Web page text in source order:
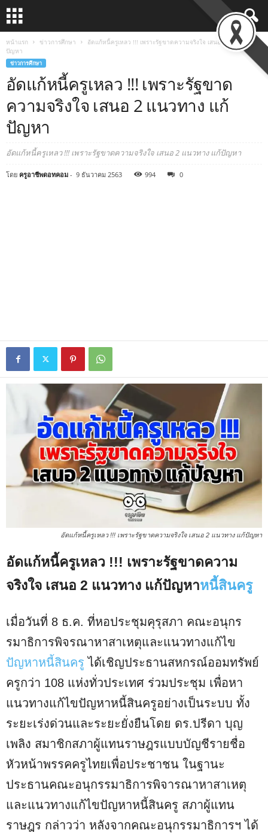
หน้าแรก ข่าวการศึกษา
อัดแก้หนี้ครูเหลว !!! เพราะรัฐขาดความจริงใจ เสนอ 2 แนวทาง แก้
ปัญหา
ข่าวการศึกษา
อัดแก้หนี้ครูเหลว !!! เพราะรัฐขาด
ความจริงใจ เสนอ 2 แนวทาง แก้
ปัญหา
อัดแก้หนี้ครูเหลว !!! เพราะรัฐขาดความจริงใจ เสนอ 2 แนวทาง แก้ปัญหา
โดย ครูอาชีพดอทคอม - 9 ธันวาคม 2563 994 0
อัดแก้หนี้ครูเหลว !!! เพราะรัฐขาดความจริงใจ เสนอ 2 แนวทาง แก้ปัญหา
อัดแก้หนี้ครูเหลว !!! เพราะรัฐขาดความ
จริงใจ เสนอ 2 แนวทาง แก้ปัญหาหนี้สินครู
เมื่อวันที่ 8 ธ.ค. ที่หอประชุมคุรุสภา คณะอนุกร
รมาธิการพิจรณาหาสาเหตุและแนวทางแก้ไข
ปัญหาหนี้สินครู ได้เชิญประธานสหกรณ์ออมทรัพย์
ครูกว่า 108 แห่งทั่วประเทศ ร่วมประชุม เพื่อหา
แนวทางแก้ไขปัญหาหนี้สินครูอย่างเป็นระบบ ทั้ง
ระยะเร่งด่วนและระยะยั่งยืนโดย ดร.ปรีดา บุญ
เพลิง สมาชิกสภาผู้แทนราษฎรแบบบัญชีรายชื่อ
หัวหน้าพรรคครูไทยเพื่อประชาชน ในฐานะ
ประธานคณะอนุกรรมาธิการพิจารณาหาสาเหตุ
และแนวทางแก้ไขปัญหาหนี้สินครู สภาผู้แทน
ราษฎร กล่าวว่า หลังจากคณะอนุกรรมาธิการฯ ได้